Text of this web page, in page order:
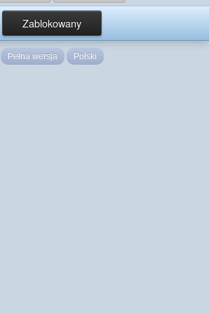
Zablokowany
Pełna wersja Polski